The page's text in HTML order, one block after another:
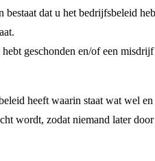
bestaat dat u het bedrijfsbeleid
geschonden en/of een
heeft waarin staat wat wel
wordt, zodat niemand later